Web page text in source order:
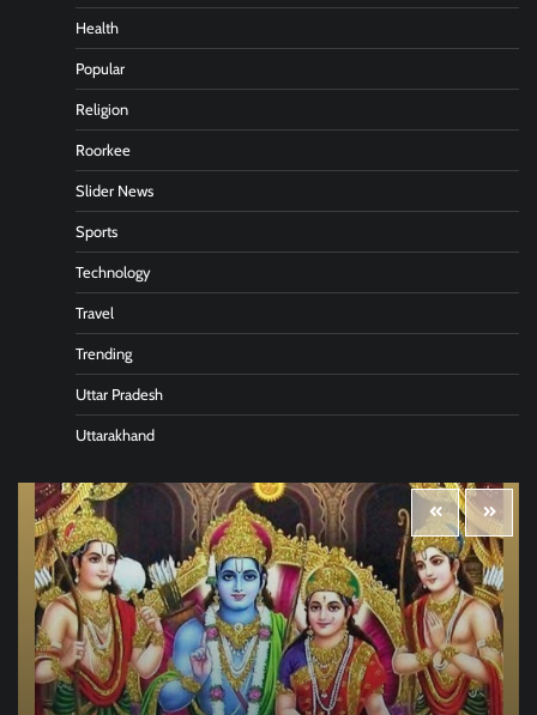
Health
Popular
Religion
Roorkee
Slider News
Sports
Technology
Travel
Trending
Uttar Pradesh
Uttarakhand